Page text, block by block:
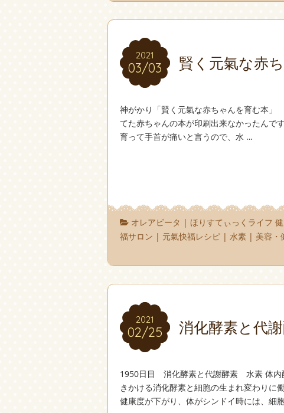
2021
03/03
2021
03/03 賢く元氣な赤
神がかり「賢く元氣な赤ちゃんを育
てた赤ちゃんの本が印刷出来なかったんで
育って手首が痛いと言うので、水 …
オレアビータ |ほりすてぃっくライフ
福サロン | 元氣快福レシピ | 水素 | 美容・
2021
02/25
2021
02/25 消化酵素と代
1950日目 消化酵素と代謝酵素 水素 体内
きかける消化酵素と細胞の生まれ変わりに
健康度が下がり、体がシンドイ時には、細